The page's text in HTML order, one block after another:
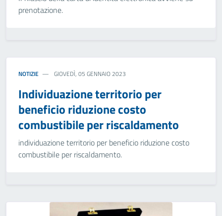
prenotazione.
NOTIZIE GIOVEDÌ, 05 GENNAIO 2023
Individuazione territorio per
beneficio riduzione costo
combustibile per riscaldamento
individuazione territorio per beneficio riduzione costo
combustibile per riscaldamento.